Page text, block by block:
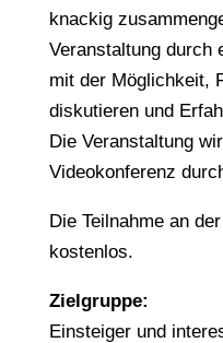
knackig
Veranstaltung durch
mit der Möglichkeit,
diskutieren und
Die Veranstaltung
Videokonferenz
Die Teilnahme an
kostenlos.
Zielgruppe:
Einsteiger und